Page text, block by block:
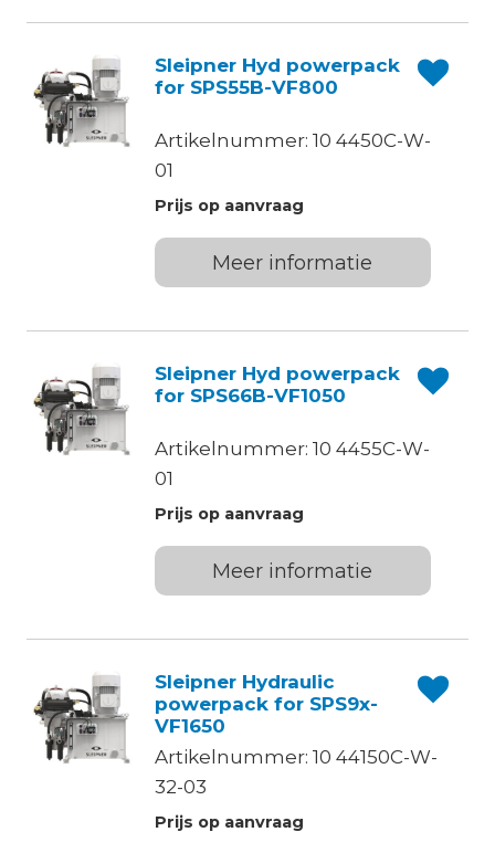
Sleipner Hyd powerpack
for SPS55B-VF800
Artikelnummer: 10 4450C-W-
01
Prijs op aanvraag
Meer informatie
Sleipner Hyd powerpack
for SPS66B-VF1050
Artikelnummer: 10 4455C-W-
01
Prijs op aanvraag
Meer informatie
Sleipner Hydraulic
powerpack for SPS9x-
VF1650
Artikelnummer: 10 44150C-W-
32-03
Prijs op aanvraag